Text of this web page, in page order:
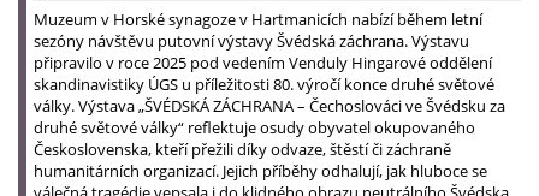
Muzeum v Horské synagoze v Hartmanicích nabízí během letní
sezóny návštěvu putovní výstavy Švédská záchrana. Výstavu
připravilo v roce 2025 pod vedením Venduly Hingarové oddělení
skandinavistiky ÚGS u příležitosti 80. výročí konce druhé světové
války. Výstava „ŠVÉDSKÁ ZÁCHRANA – Čechoslováci ve Švédsku za
druhé světové války“ reflektuje osudy obyvatel okupovaného
Československa, kteří přežili díky odvaze, štěstí či záchraně
humanitárních organizací. Jejich příběhy odhalují, jak hluboce se